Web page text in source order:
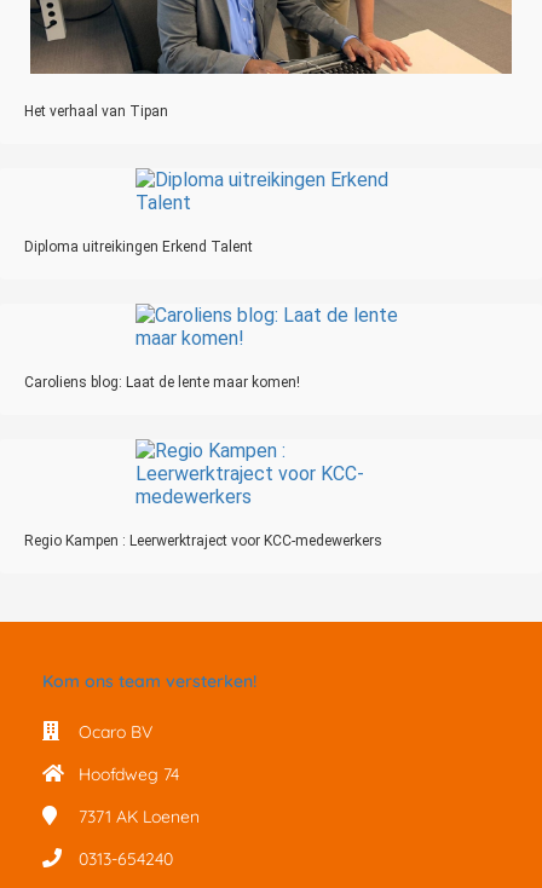
Het verhaal van Tipan
Diploma uitreikingen Erkend Talent
Caroliens blog: Laat de lente maar komen!
Regio Kampen : Leerwerktraject voor KCC-medewerkers
Kom ons team versterken!
Ocaro BV
Hoofdweg 74
7371 AK Loenen
0313-654240